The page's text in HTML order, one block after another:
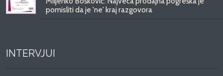
pomisliti da je 'ne' kraj razgovora
INTERVJUI